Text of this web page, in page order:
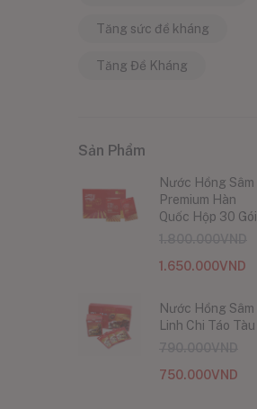
Tăng sức đề kháng
Tăng Đề Kháng
Sản Phẩm
Nước Hồng Sâm
Premium Hàn
Quốc Hộp 30 Gói
1.650.000VND
Nước Hồng Sâm
Linh Chi Táo Tàu
750.000VND